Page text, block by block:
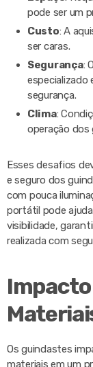
pode ser um
Custo: A
ser caras.
Segurança:
especializado
segurança.
Clima:
operação dos
Esses desafios
e seguro dos
com pouca
portátil pode
visibilidade,
realizada com
Os guindastes
materiais em um